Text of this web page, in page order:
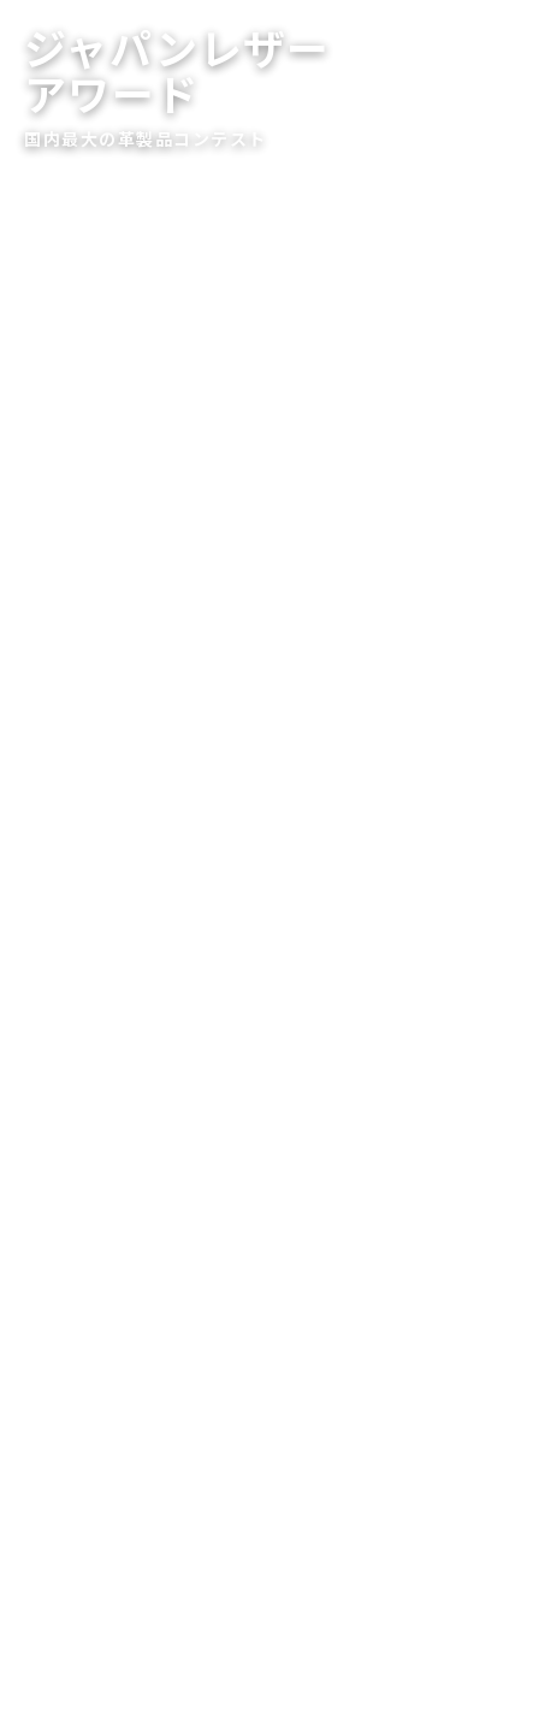
ジャパンレザー
アワード
国内最大の革製品コンテスト